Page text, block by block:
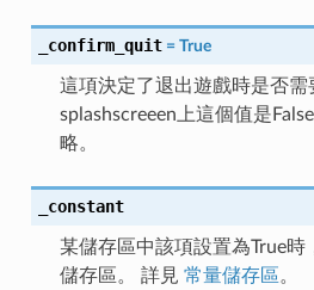
_confirm_quit = True
這項決定了退出遊戲時是否需
splashscreeen上這個值是
略。
_constant
某儲存區中該項設置為True
儲存區。 詳見 常量儲存區 。